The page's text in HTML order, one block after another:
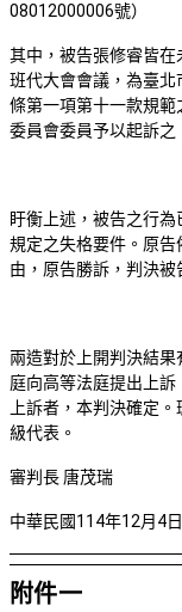
08012000006號）
其中，被告張修睿皆
班代大會會議，為臺
條第一項第十一款規
委員會委員予以起訴之
盱衡上述，被告之行
規定之失格要件。原
由，原告勝訴，判決被
兩造對於上開判決結
庭向高等法庭提出上
上訴者，本判決確定
級代表。
審判長 唐茂瑞
中華民國114年12月 4日
附件一